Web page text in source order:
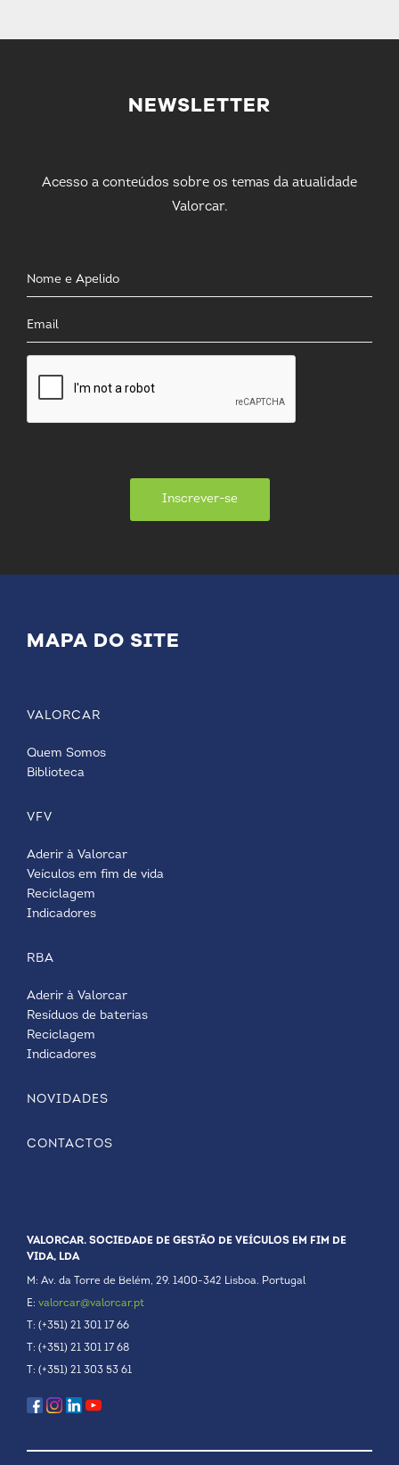
NEWSLETTER
Acesso a conteúdos sobre os temas da atualidade
Valorcar.
Inscrever-se
MAPA DO SITE
VALORCAR
Quem Somos
Biblioteca
VFV
Aderir à Valorcar
Veículos em fim de vida
Reciclagem
Indicadores
RBA
Aderir à Valorcar
Resíduos de baterias
Reciclagem
Indicadores
NOVIDADES
CONTACTOS
VALORCAR. SOCIEDADE DE GESTÃO DE VEÍCULOS EM FIM DE
VIDA, LDA
M: Av. da Torre de Belém, 29. 1400-342 Lisboa. Portugal
E: valorcar@valorcar.pt
T: (+351) 21 301 17 66
T: (+351) 21 301 17 68
T: (+351) 21 303 53 61